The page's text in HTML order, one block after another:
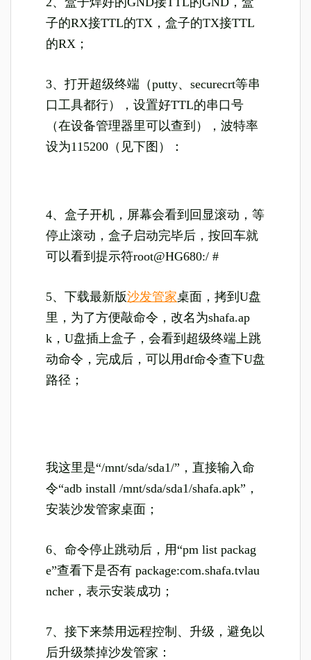
子的RX接TTL的TX，盒子的TX接TTL
的RX；
3、打开超级终端（putty、securecrt等串
口工具都行），设置好TTL的串口号
（在设备管理器里可以查到），波特率
设为115200（见下图）：
4、盒子开机，屏幕会看到回显滚动，等
停止滚动，盒子启动完毕后，按回车就
可以看到提示符root@HG680:/ #
5、下载最新版沙发管家桌面，拷到U盘
里，为了方便敲命令，改名为shafa.ap
k，U盘插上盒子，会看到超级终端上跳
动命令，完成后，可以用df命令查下U盘
路径；
我这里是“/mnt/sda/sda1/”，直接输入命
令“adb install /mnt/sda/sda1/shafa.apk”，
安装沙发管家桌面；
6、命令停止跳动后，用“pm list packag
e”查看下是否有 package:com.shafa.tvlau
ncher，表示安装成功；
7、接下来禁用远程控制、升级，避免以
后升级禁掉沙发管家：